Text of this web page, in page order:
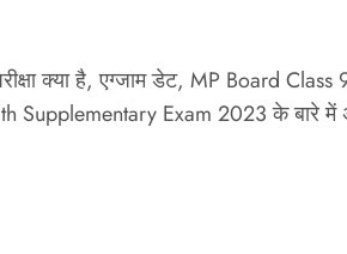
क्या है, एग्जाम डेट, MP Board
Supplementary Exam 2023 के बारे